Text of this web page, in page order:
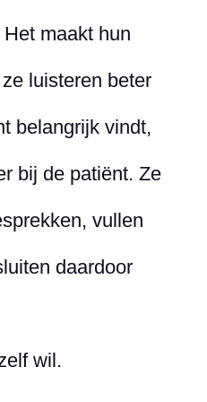
maakt hun
luisteren beter
belangrijk vindt,
bij de patiënt. Ze
vullen
daardoor
wil.